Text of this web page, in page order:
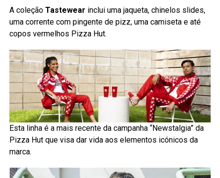
A coleção Tastewear inclui uma jaqueta, chinelos slides,
uma corrente com pingente de pizz, uma camiseta e até
copos vermelhos Pizza Hut.
Esta linha é a mais recente da campanha “Newstalgia” da
Pizza Hut que visa dar vida aos elementos icónicos da
marca.